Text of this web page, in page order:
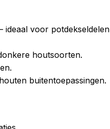
voor
houtsoorten.
buitentoepassingen.